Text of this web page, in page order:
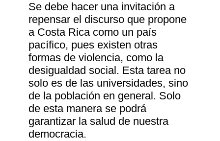
Se debe hacer una invitación a
repensar el discurso que propone
a Costa Rica como un país
pacífico, pues existen otras
formas de violencia, como la
desigualdad social. Esta tarea no
solo es de las universidades, sino
de la población en general. Solo
de esta manera se podrá
garantizar la salud de nuestra
democracia.